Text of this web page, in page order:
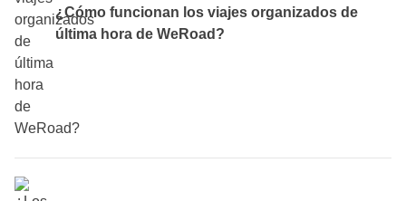
¿Cómo funcionan los viajes organizados de
última hora de WeRoad?
con una pequeña diferencia: la salida es inminente, a